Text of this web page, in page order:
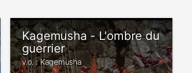
Kagemusha - L'ombre du
guerrier
v.o. : Kagemusha